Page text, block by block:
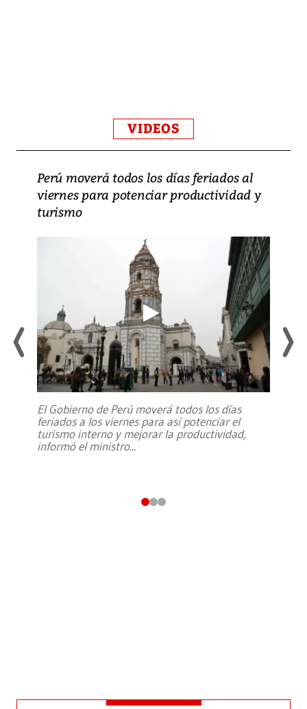
VIDEOS
Perú moverá todos los días feriados al
viernes para potenciar productividad y
turismo
El Gobierno de Perú moverá todos los días
feriados a los viernes para así potenciar el
turismo interno y mejorar la productividad,
informó el ministro...